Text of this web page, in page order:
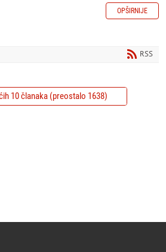
OPŠIRNIJE
RSS
10 članaka (preostalo 1638)